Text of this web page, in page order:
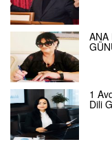
ANA
1
Dili